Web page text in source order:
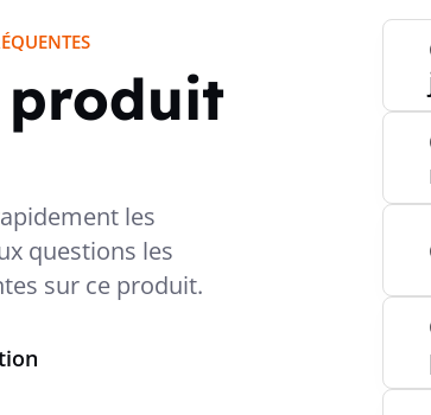
produit
les
questions les
sur ce produit.